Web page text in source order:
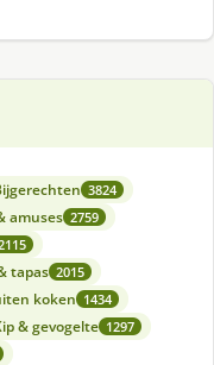
3824
amuses 2759
tapas 2015
koken 1434
& gevogelte 1297